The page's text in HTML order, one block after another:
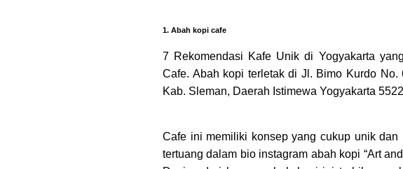
1. Abah kopi cafe
7 Rekomendasi Kafe Unik di Yogyakarta
Cafe. Abah kopi terletak di Jl. Bimo Kurdo No.
Kab. Sleman, Daerah Istimewa Yogyakarta
Cafe ini memiliki konsep yang cukup unik dan
tertuang dalam bio instagram abah kopi “Art